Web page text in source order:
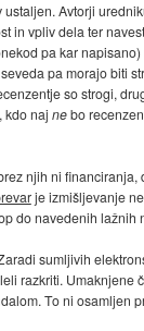
Avtorji
in vpliv dela ter
pa kar
pa morajo biti
so strogi,
kdo naj nebo
njih ni
je izmišljevanje
do navedenih
sumljivih
razkriti. Umaknjene
To ni osamljen